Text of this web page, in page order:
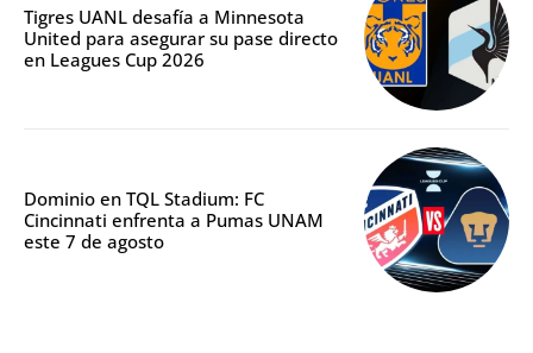
Tigres UANL desafía a Minnesota
United para asegurar su pase directo
en Leagues Cup 2026
Dominio en TQL Stadium: FC
Cincinnati enfrenta a Pumas UNAM
este 7 de agosto